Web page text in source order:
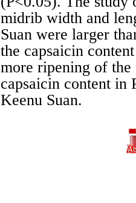
midrib width and
Suan were larger
the capsaicin
more ripening of
capsaicin content in
Keenu Suan.